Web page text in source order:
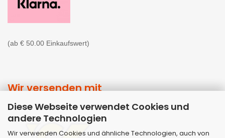
Diese Webseite verwendet Cookies und
andere Technologien
Wir verwenden Cookies und ähnliche Technologien, auch von
(ab € 50.00 Einkaufswert)
Wir versenden mit